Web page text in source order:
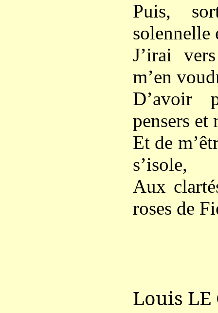
Puis,
solennelle
J’irai
m’en
D’avoir
pensers et
Et de
s’isole,
Aux
roses de
Louis LE